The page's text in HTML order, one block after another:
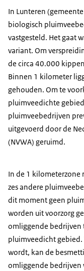
In Lunteren
biologisch
vastgesteld. Het gaat
variant. Om
de circa 40.000
Binnen 1 kilometer
gehouden. Om te
pluimveedichte
pluimveebedrijven
uitgevoerd door de
(NVWA) geruimd.
In de 1
zes andere
dit moment geen
worden uit voorzorg
omliggende bedrijven
pluimveedicht
wordt, kan de
omliggende bedrijven